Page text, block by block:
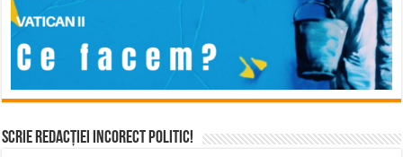
Scrie Redacției Incorect Politic!